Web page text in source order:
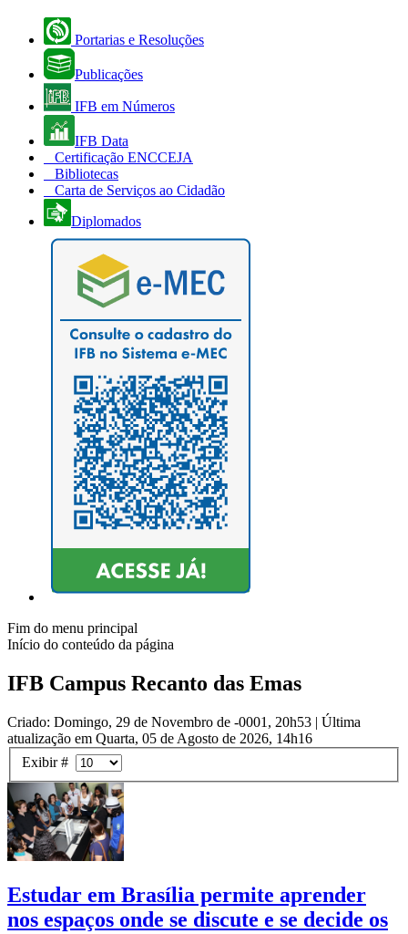
Portarias e Resoluções
Publicações
IFB em Números
IFB Data
Certificação ENCCEJA
Bibliotecas
Carta de Serviços ao Cidadão
Diplomados
Fim do menu principal
Início do conteúdo da página
IFB Campus Recanto das Emas
Criado: Domingo, 29 de Novembro de -0001, 20h53 | Última
atualização em Quarta, 05 de Agosto de 2026, 14h16
Exibir #
Estudar em Brasília permite aprender
nos espaços onde se discute e se decide os